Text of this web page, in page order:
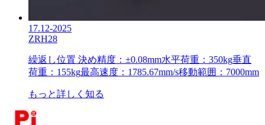
17.12-2025
ZRH28
繰返し位置 決め精度：±0.08mm水平荷重：350kg垂直
荷重：155kg最高速度：1785.67mm/s移動範囲：7000mm
もっと詳しく知る